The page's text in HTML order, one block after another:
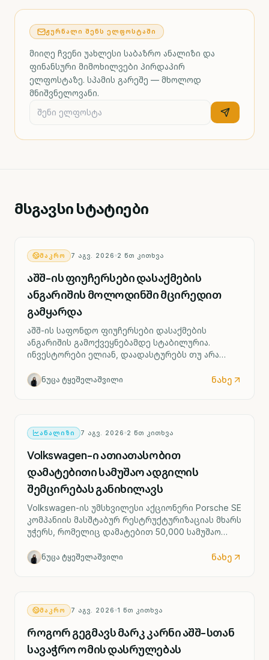
ᲟᲣᲠᲜᲐᲚᲘ ᲨᲔᲜᲡ ᲔᲚᲤᲝᲡᲢᲐᲨᲘ
მიიღე ჩვენი უახლესი საბაზრო ანალიზი და
ფინანსური მიმოხილვები პირდაპირ
ელფოსტაზე. სპამის გარეშე — მხოლოდ
მნიშვნელოვანი.
მსგავსი სტატიები
ᲛᲐᲙᲠᲝ 7 ᲐᲒᲕ. 2026 2 ᲬᲗ ᲙᲘᲗᲮᲕᲐ
აშშ-ის ფიუჩერსები დასაქმების
ანგარიშის მოლოდინში მცირედით
გამყარდა
აშშ-ის საფონდო ფიუჩერსები დასაქმების
ანგარიშის გამოქვეყნებამდე სტაბილურია.
ინვესტორები ელიან, დაადასტურებს თუ არა
მიერ საპროცენტო განაკვეთის შესაძლო ზრდის
სცენარს უკვე სექტემბრიდან.
ნუცა ტყეშელაშვილი ნახე
ᲐᲜᲐᲚᲘᲖᲘ 7 ᲐᲒᲕ. 2026 2 ᲬᲗ ᲙᲘᲗᲮᲕᲐ
Volkswagen-ი ათიათასობით
დამატებითი სამუშაო ადგილის
შემცირებას განიხილავს
Volkswagen-ის უმსხვილესი აქციონერი Porsche SE
კომპანიის მასშტაბურ რესტრუქტურიზაციას მხარს
უჭერს, რომელიც დამატებით 50,000 სამუშაო
ქარხნის შესაძლო დახურვას ითვალისწინებს.
ნუცა ტყეშელაშვილი ნახე
ᲛᲐᲙᲠᲝ 7 ᲐᲒᲕ. 2026 1 ᲬᲗ ᲙᲘᲗᲮᲕᲐ
როგორ გეგმავს მარკ კარნი აშშ-სთან
სავაჭრო ომის დასრულებას